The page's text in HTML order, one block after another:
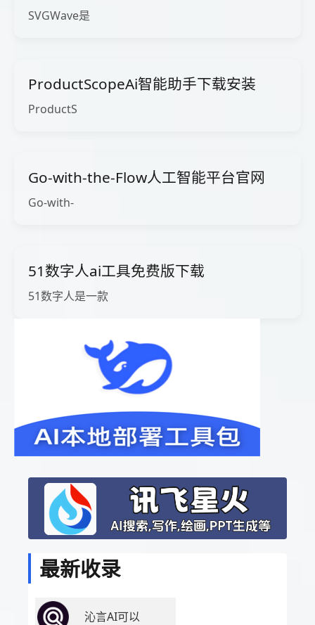
SVGWave是
ProductScopeAi智能助手下载安装
ProductS
Go-with-the-Flow人工智能平台官网
Go-with-
51数字人ai工具免费版下载
51数字人是一款
最新收录
沁言AI可以